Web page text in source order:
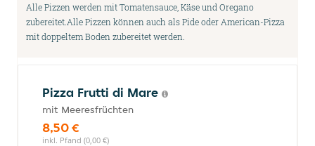
Alle Pizzen werden mit Tomatensauce, Käse und Oregano
zubereitet.Alle Pizzen können auch als Pide oder American-Pizza
mit doppeltem Boden zubereitet werden.
Pizza Frutti di Mare
mit Meeresfrüchten
8,50 €
inkl. Pfand (0,00 €)